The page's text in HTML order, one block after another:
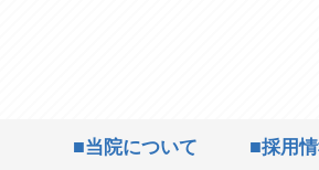
当院について 採用